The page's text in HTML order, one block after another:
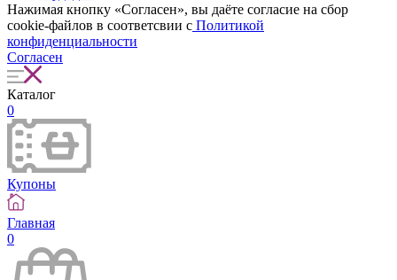
Нажимая кнопку «Согласен», вы даёте cогласие на сбор
cookie-файлов в соответсвии с Политикой
конфиденциальности
Согласен
Каталог
0
Купоны
Главная
0